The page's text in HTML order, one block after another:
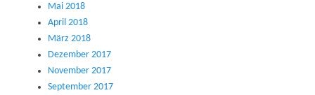
Mai 2018
April 2018
März 2018
Dezember 2017
November 2017
September 2017